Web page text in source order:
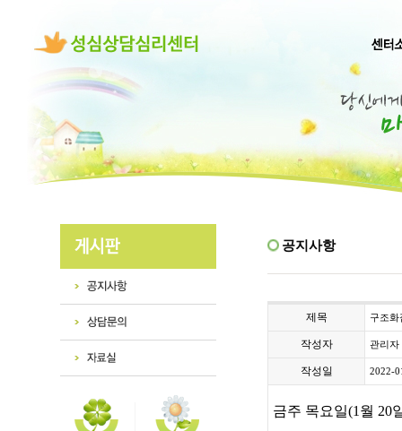
공지사항
제목 구조
작성자 관리자
작성일 2022-
금주 목요일(1월 20